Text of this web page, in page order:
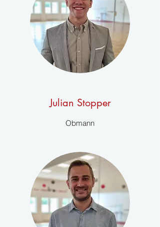
Julian Stopper
Obmann